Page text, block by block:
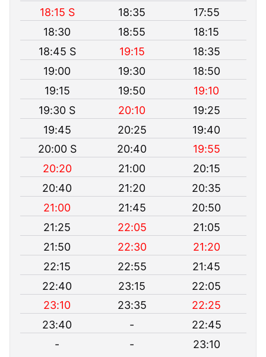
18:15 S
18:35
17:55
18:30
18:55
18:15
18:45 S
19:15
18:35
19:00
19:30
18:50
19:15
19:50
19:10
19:30 S
20:10
19:25
19:45
20:25
19:40
20:00 S
20:40
19:55
20:20
21:00
20:15
20:40
21:20
20:35
21:00
21:45
20:50
21:25
22:05
21:05
21:50
22:30
21:20
22:15
22:55
21:45
22:40
23:15
22:05
23:10
23:35
22:25
23:40
-
22:45
-
- 23:10